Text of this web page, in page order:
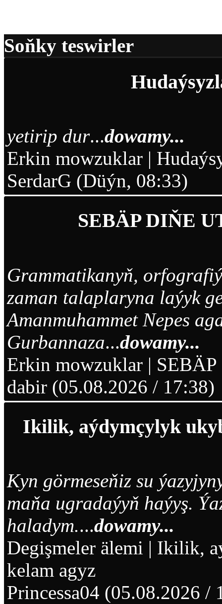
Soňky teswirler
yetirip dur...dowamy...
Erkin mowzuklar |
SerdarG (Düýn, 08:33)
SEBÄP DIŇE
Grammatikanyň,
zaman talaplaryna laýyk
Amanmuhammet Nepes
Gurbannaza...dowamy...
Erkin mowzuklar |
dabir (05.08.2026 / 17:38)
Ikilik, aýdymçylyk
Kyn görmeseňiz su
maňa ugradaýyň haýyş.
haladym....dowamy...
Degişmeler älemi | Ikilik,
kelam agyz
Princessa04 (05.08.2026 /